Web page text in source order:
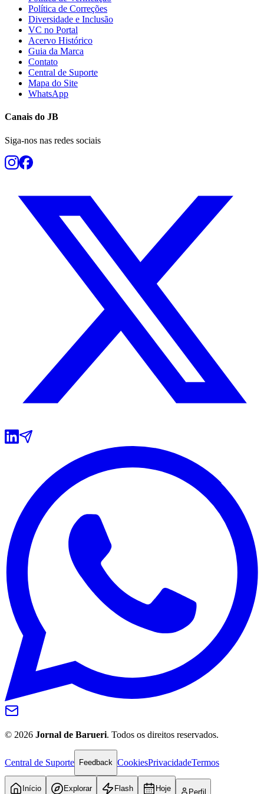
Botafogo
Grêmio
Internacional
Política de Correções
Diversidade e Inclusão
VC no Portal
Acervo Histórico
Guia da Marca
Contato
Central de Suporte
Mapa do Site
WhatsApp
Canais do JB
Siga-nos nas redes sociais
© 2026 Jornal de Barueri. Todos os direitos reservados.
Central de Suporte Feedback CookiesPrivacidadeTermos
Início Explorar Flash Hoje Perfil